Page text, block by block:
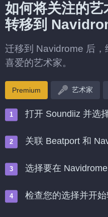
如何将关注的
转移到
迁移到 Navidrome 后
喜爱的艺术家。
Premium 艺术家
打开 Soundiiz 并选
关联 Beatport 和
选择要在
检查您的选择并开